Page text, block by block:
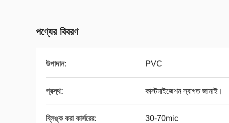
পণ্যের বিবরণ
উপাদান: PVC
প্রস্থ: কাস্টমাইজেশন স্বাগত জানাই।
ব্লিঙ্ক করা কার্সরের: 30-70mic